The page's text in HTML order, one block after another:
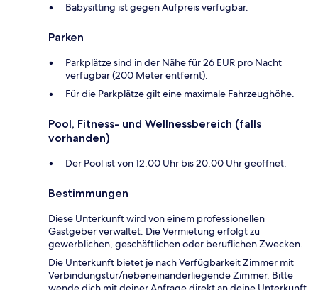
Babysitting ist gegen Aufpreis verfügbar.
Parken
Parkplätze sind in der Nähe für 26 EUR pro Nacht
verfügbar (200 Meter entfernt).
Für die Parkplätze gilt eine maximale Fahrzeughöhe.
Pool, Fitness- und Wellnessbereich (falls
vorhanden)
Der Pool ist von 12:00 Uhr bis 20:00 Uhr geöffnet.
Bestimmungen
Diese Unterkunft wird von einem professionellen
Gastgeber verwaltet. Die Vermietung erfolgt zu
gewerblichen, geschäftlichen oder beruflichen Zwecken.
Die Unterkunft bietet je nach Verfügbarkeit Zimmer mit
Verbindungstür/nebeneinanderliegende Zimmer. Bitte